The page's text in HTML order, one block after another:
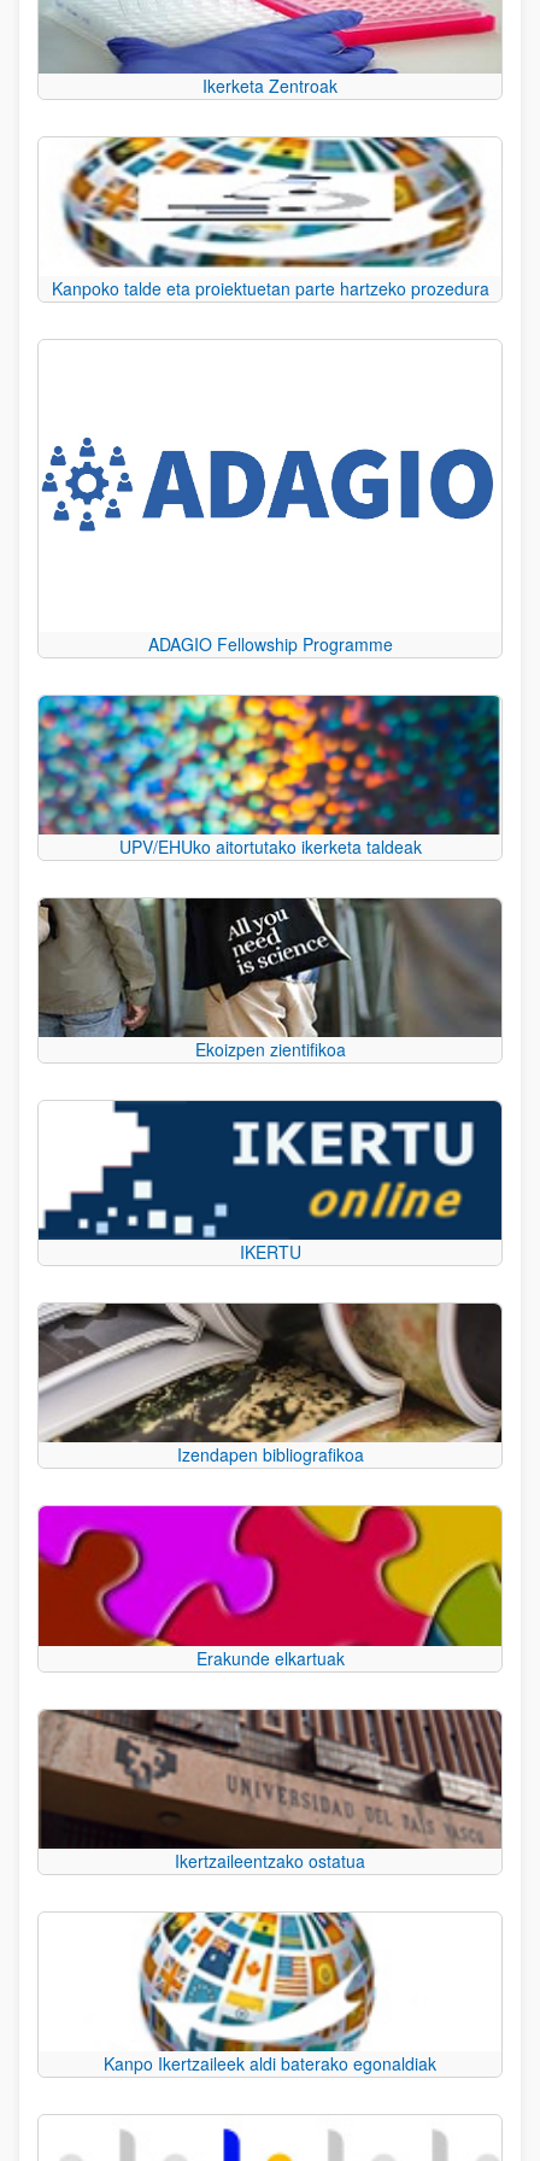
Ikerketa Zentroak
Kanpoko talde eta proiektuetan parte hartzeko prozedura
ADAGIO Fellowship Programme
UPV/EHUko aitortutako ikerketa taldeak
Ekoizpen zientifikoa
IKERTU
Izendapen bibliografikoa
Erakunde elkartuak
Ikertzaileentzako ostatua
Kanpo Ikertzaileek aldi baterako egonaldiak